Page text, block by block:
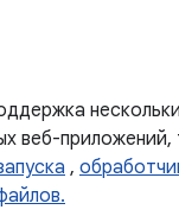
веб-приложений,
,